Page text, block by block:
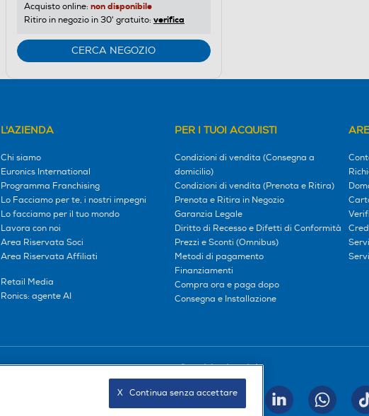
Acquisto online: non disponibile
Ritiro in negozio in 30' gratuito: verifica
CERCA NEGOZIO
L'AZIENDA
Chi siamo
Euronics International
Programma Franchising
Lo Facciamo per te, i nostri impegni
Lo facciamo per il tuo mondo
Lavora con noi
Area Riservata Soci
Area Riservata Affiliati
Retail Media
Ronics: agente AI
PER I TUOI ACQUISTI
Condizioni di vendita (Consegna a
domicilio)
Condizioni di vendita (Prenota e Ritira)
Prenota e Ritira in Negozio
Garanzia Legale
Diritto di Recesso e Difetti di Conformità
Prezzi e Sconti (Omnibus)
Metodi di pagamento
Finanziamenti
Compra ora e paga dopo
Consegna e Installazione
Seguici sui social
X   Continua senza accettare